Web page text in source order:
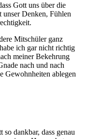
Gott uns über die
unser Denken, Fühlen
Mitschüler ganz
ich gar nicht richtig
meiner Bekehrung
nach und nach
Gewohnheiten ablegen
dankbar, dass genau